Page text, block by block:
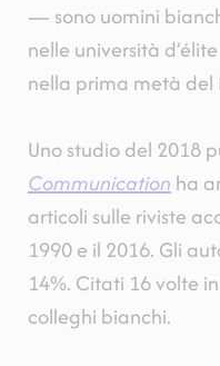
— sono uomini
nelle università
nella prima metà del
Uno studio del 2018
Communication ha
articoli sulle riviste
1990 e il 2016. Gli
14%. Citati 16 volte
colleghi bianchi.